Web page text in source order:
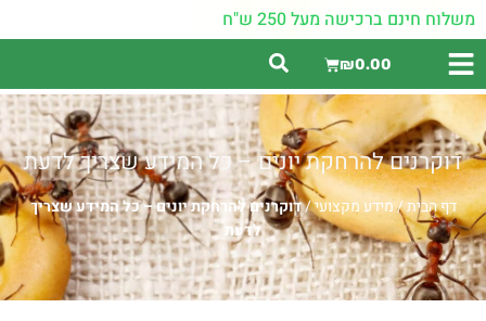
משלוח חינם ברכישה מעל 250 ש"ח
₪0.00
דוקרנים להרחקת יונים – כל המידע שצריך לדעת
דף הבית/מידע מקצועי/דוקרנים להרחקת יונים – כל המידע שצריך
לדעת